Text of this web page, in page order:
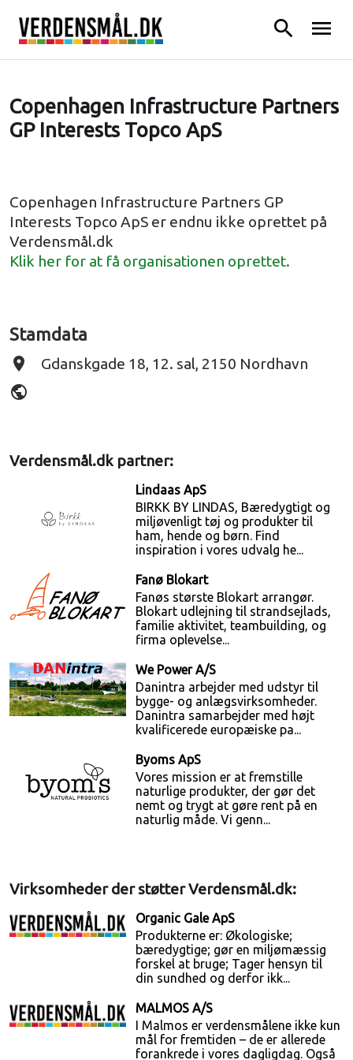
search menu
Copenhagen Infrastructure Partners
GP Interests Topco ApS
Copenhagen Infrastructure Partners GP
Interests Topco ApS er endnu ikke oprettet på
Verdensmål.dk
Klik her for at få organisationen oprettet.
Stamdata
place Gdanskgade 18, 12. sal, 2150 Nordhavn
public
Verdensmål.dk partner:
Lindaas ApS
BIRKK BY LINDAS, Bæredygtigt og
miljøvenligt tøj og produkter til
ham, hende og børn. Find
inspiration i vores udvalg he...
Fanø Blokart
Fanøs største Blokart arrangør.
Blokart udlejning til strandsejlads,
familie aktivitet, teambuilding, og
firma oplevelse...
We Power A/S
Danintra arbejder med udstyr til
bygge- og anlægsvirksomheder.
Danintra samarbejder med højt
kvalificerede europæiske pa...
Byoms ApS
Vores mission er at fremstille
naturlige produkter, der gør det
nemt og trygt at gøre rent på en
naturlig måde. Vi genn...
Virksomheder der støtter Verdensmål.dk:
Organic Gale ApS
Produkterne er: Økologiske;
bæredygtige; gør en miljømæssig
forskel at bruge; Tager hensyn til
din sundhed og derfor ikk...
MALMOS A/S
I Malmos er verdensmålene ikke kun
mål for fremtiden – de er allerede
forankrede i vores dagligdag. Også